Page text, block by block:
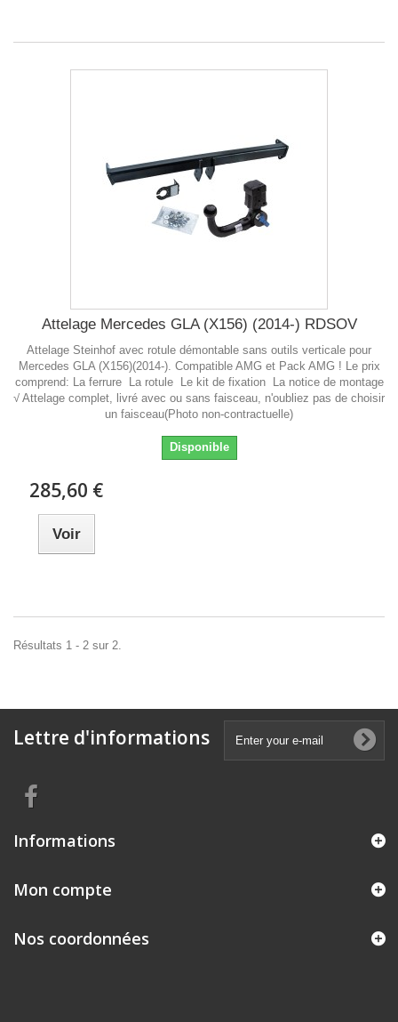
Attelage Mercedes GLA (X156) (2014-) RDSOV
Attelage Steinhof avec rotule démontable sans outils verticale pour
Mercedes GLA (X156)(2014-). Compatible AMG et Pack AMG ! Le prix
comprend: La ferrure La rotule Le kit de fixation La notice de montage
√ Attelage complet, livré avec ou sans faisceau, n'oubliez pas de choisir
un faisceau(Photo non-contractuelle)
Disponible
285,60 €
Voir
Résultats 1 - 2 sur 2.
Lettre d'informations
Informations
Mon compte
Nos coordonnées